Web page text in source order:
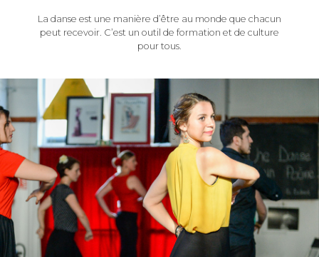
La danse est une manière d’être au monde que chacun
peut recevoir. C’est un outil de formation et de culture
pour tous.